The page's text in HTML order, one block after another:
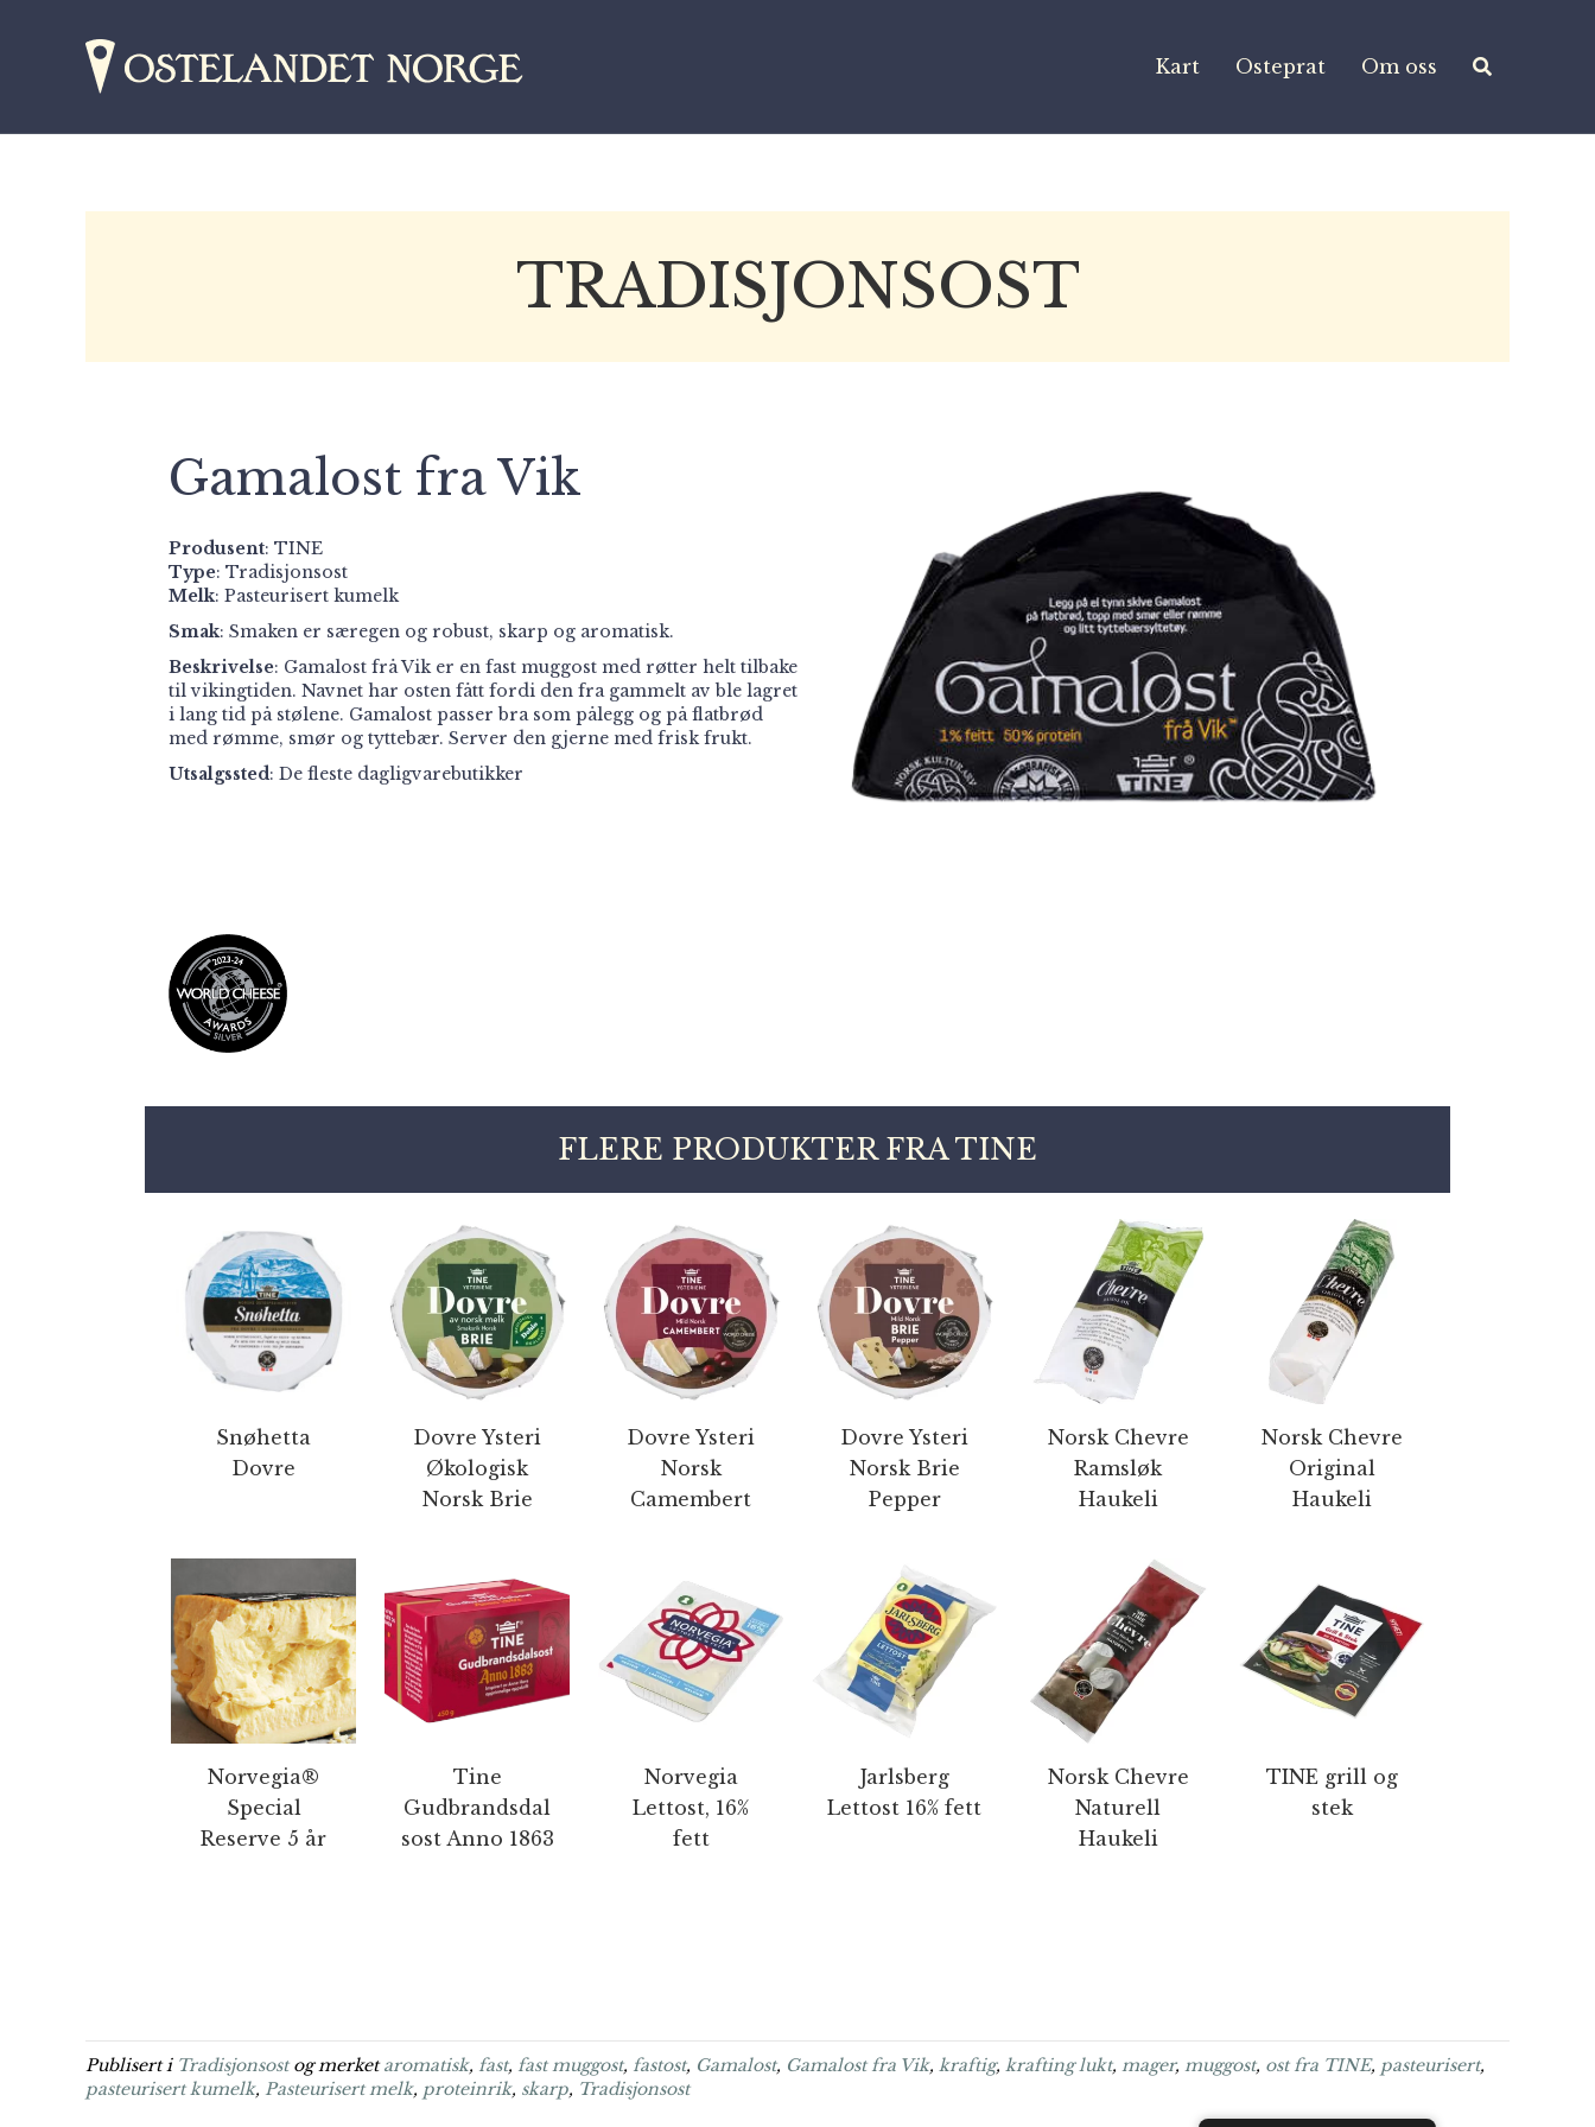
Kart Osteprat Om oss
TRADISJONSOST
Gamalost fra Vik
Produsent: TINE
Type: Tradisjonsost
Melk: Pasteurisert kumelk
Smak: Smaken er særegen og robust, skarp og aromatisk.
Beskrivelse: Gamalost frå Vik er en fast muggost med røtter helt tilbake
til vikingtiden. Navnet har osten fått fordi den fra gammelt av ble lagret
i lang tid på stølene. Gamalost passer bra som pålegg og på flatbrød
med rømme, smør og tyttebær. Server den gjerne med frisk frukt.
Utsalgssted: De fleste dagligvarebutikker
FLERE PRODUKTER FRA TINE
Snøhetta
Dovre
Dovre Ysteri
Økologisk
Norsk Brie
Dovre Ysteri
Norsk
Camembert
Dovre Ysteri
Norsk Brie
Pepper
Norsk Chevre
Ramsløk
Haukeli
Norsk Chevre
Original
Haukeli
Norvegia®
Special
Reserve 5 år
Tine
Gudbrandsdal
sost Anno 1863
Norvegia
Lettost, 16%
fett
Jarlsberg
Lettost 16% fett
Norsk Chevre
Naturell
Haukeli
TINE grill og
stek
Publisert i Tradisjonsostog merketaromatisk, fast, fast muggost, fastost, Gamalost, Gamalost fra Vik, kraftig, krafting lukt, mager, muggost, ost fra TINE, pasteurisert,
pasteurisert kumelk, Pasteurisert melk, proteinrik, skarp, Tradisjonsost